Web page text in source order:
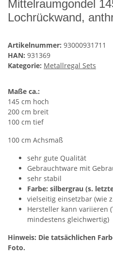
Mittelraumgondel
Lochrückwand,
Artikelnummer: 93000931711
HAN: 931369
Kategorie: Metallregal Sets
Maße ca.:
145 cm hoch
200 cm breit
100 cm tief
100 cm Achsmaß
sehr gute Qualität
Gebrauchtware mit
sehr stabil
Farbe: silbergrau (s.
vielseitig einsetzbar (wie
Hersteller kann variieren
mindestens gleichwertig)
Hinweis: Die tatsächlichen
Foto.